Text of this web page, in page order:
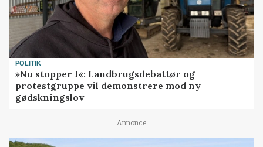
POLITIK
»Nu stopper I«: Landbrugsdebattør og
protestgruppe vil demonstrere mod ny
gødskningslov
Annonce